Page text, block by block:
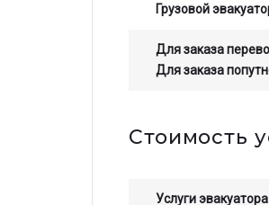
Грузовой
Для заказа
Для заказа
Стоимость
Услуги